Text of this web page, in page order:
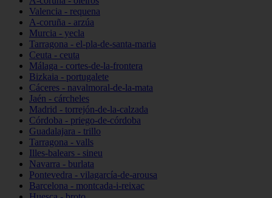
Valencia - requena
A-coruña - arzúa
Murcia - yecla
Tarragona - el-pla-de-santa-maria
Ceuta - ceuta
Málaga - cortes-de-la-frontera
Bizkaia - portugalete
Cáceres - navalmoral-de-la-mata
Jaén - cárcheles
Madrid - torrejón-de-la-calzada
Córdoba - priego-de-córdoba
Guadalajara - trillo
Tarragona - valls
Illes-balears - sineu
Navarra - burlata
Pontevedra - vilagarcía-de-arousa
Barcelona - montcada-i-reixac